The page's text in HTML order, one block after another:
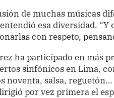
de muchas músicas
esa diversidad.
con respeto,
ha participado en más
sinfónicos en Lima,
noventa, salsa,
por vez primera el